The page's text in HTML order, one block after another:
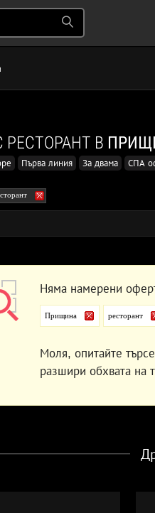
РЕСТОРАНТ В
Първа линия За двама СПА
Няма намерени
Прищина ресторант
Моля, опитайте
разшири обхвата на